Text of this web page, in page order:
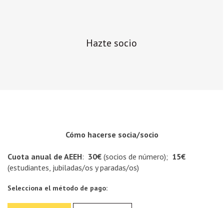
Hazte socio
Cómo hacerse socia/socio
Cuota anual de AEEH: 30€ (socios de número); 15€
(estudiantes, jubiladas/os y paradas/os)
Selecciona el método de pago: